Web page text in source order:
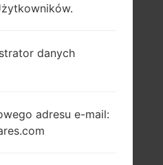
danych
adresu e-mail: